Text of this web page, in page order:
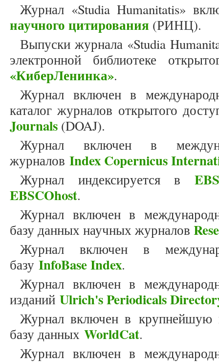
Журнал «Studia Humanitatis»
научного цитирования (РИНЦ).
Выпуски журнала «Studia
электронной библиотеке
«КиберЛенинка».
Журнал включен в
каталог журналов открытого
Journals (DOAJ).
Журнал включен в
журналов Index Copernicus
Журнал индексируется в
EBSCOhost.
Журнал включен в
базу данных научных журналов
Журнал включен в
базу InfoBase Index.
Журнал включен в
изданий Ulrich's Periodicals
Журнал включен в крупнейшую
базу данных WorldCat.
Журнал включен в